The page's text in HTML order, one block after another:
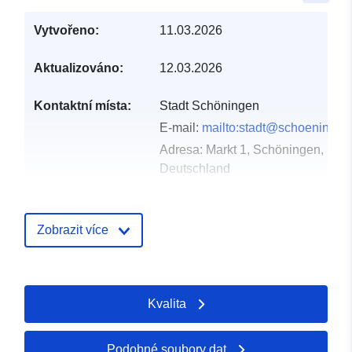
Vytvořeno: 11.03.2026
Aktualizováno: 12.03.2026
Kontaktní místa:
Stadt Schöningen
E-mail:
Adresa: Markt 1, Schöningen, D-
Deutschland
záznam:
21 March 2026
Aktualizace údajů.europa.eu:
04 August 2026
Zobrazit více
Kvalita